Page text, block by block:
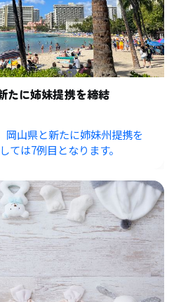
たに姉妹提携を締結
岡山県と新たに姉妹州提携を
ては7例目となります。